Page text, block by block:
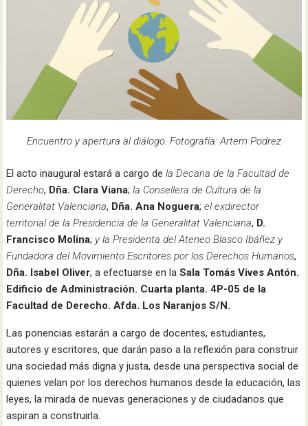
Encuentro y apertura al diálogo. Fotografía: Artem Podrez
El acto inaugural estará a cargo dela Decana de la Facultad de
Derecho, Dña. Clara Viana;la Consellera de Cultura de la
Generalitat Valenciana, Dña. Ana Noguera;el exdirector
territorial de la Presidencia de la Generalitat Valenciana, D.
Francisco Molina; y la Presidenta del Ateneo Blasco Ibáñez y
Fundadora del Movimiento Escritores por los Derechos Humanos,
Dña. Isabel Oliver; a efectuarse en laSala Tomás Vives Antón.
Edificio de Administración. Cuarta planta. 4P-05 de la
Facultad de Derecho. Afda. Los Naranjos S/N.
Las ponencias estarán a cargo de docentes, estudiantes,
autores y escritores, que darán paso a la reflexión para construir
una sociedad más digna y justa, desde una perspectiva social de
quienes velan por los derechos humanos desde la educación, las
leyes, la mirada de nuevas generaciones y de ciudadanos que
aspiran a construirla.